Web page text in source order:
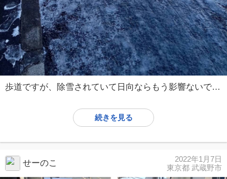
歩道ですが、除雪されていて日向ならもう影響ないですが、除雪されてなく日陰ならまだ凍結していて危険な状態です。 天気は快晴です。
続きを見る
せーのこ
2022年1月7日
東京都 武蔵野市